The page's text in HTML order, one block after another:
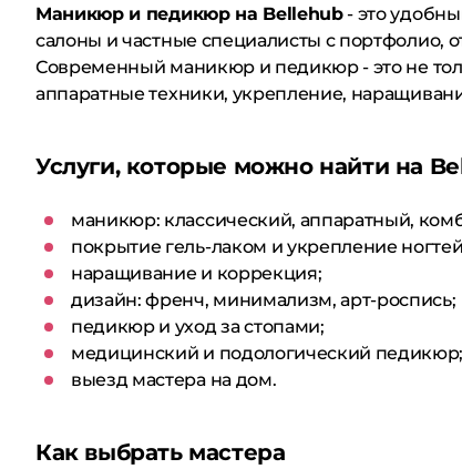
Маникюр и педикюр на Bellehub- это
салоны и частные специалисты с портфолио,
Современный маникюр и педикюр - это не
аппаратные техники, укрепление,
Услуги, которые можно найти на
маникюр: классический, аппаратный,
покрытие гель-лаком и укрепление
наращивание и коррекция;
дизайн: френч, минимализм, арт-роспись;
педикюр и уход за стопами;
медицинский и подологический педикюр;
выезд мастера на дом.
Как выбрать мастера